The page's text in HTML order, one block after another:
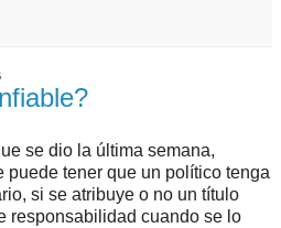
se dio la última semana,
puede tener que un político tenga
si se atribuye o no un título
responsabilidad cuando se lo